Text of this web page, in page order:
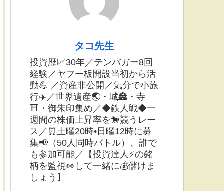
タコ先生
投資歴📈30年／テンバガー8回
経験／ヤフー板開設当初から活
動💪 ／資産非公開／気分で小旅
行✈️／世界遺産🌏・城🏯・寺
⛩・御朱印集め／◆鉄人戦◆一
週間の株価上昇率を🐎競うレー
ス／⏰土曜20時•日曜12時に募
集📢（50人同時バトル）、誰で
も参加可能／【投資達人⚡️の銘
柄を監視👀して一緒に💰儲けま
しょう】